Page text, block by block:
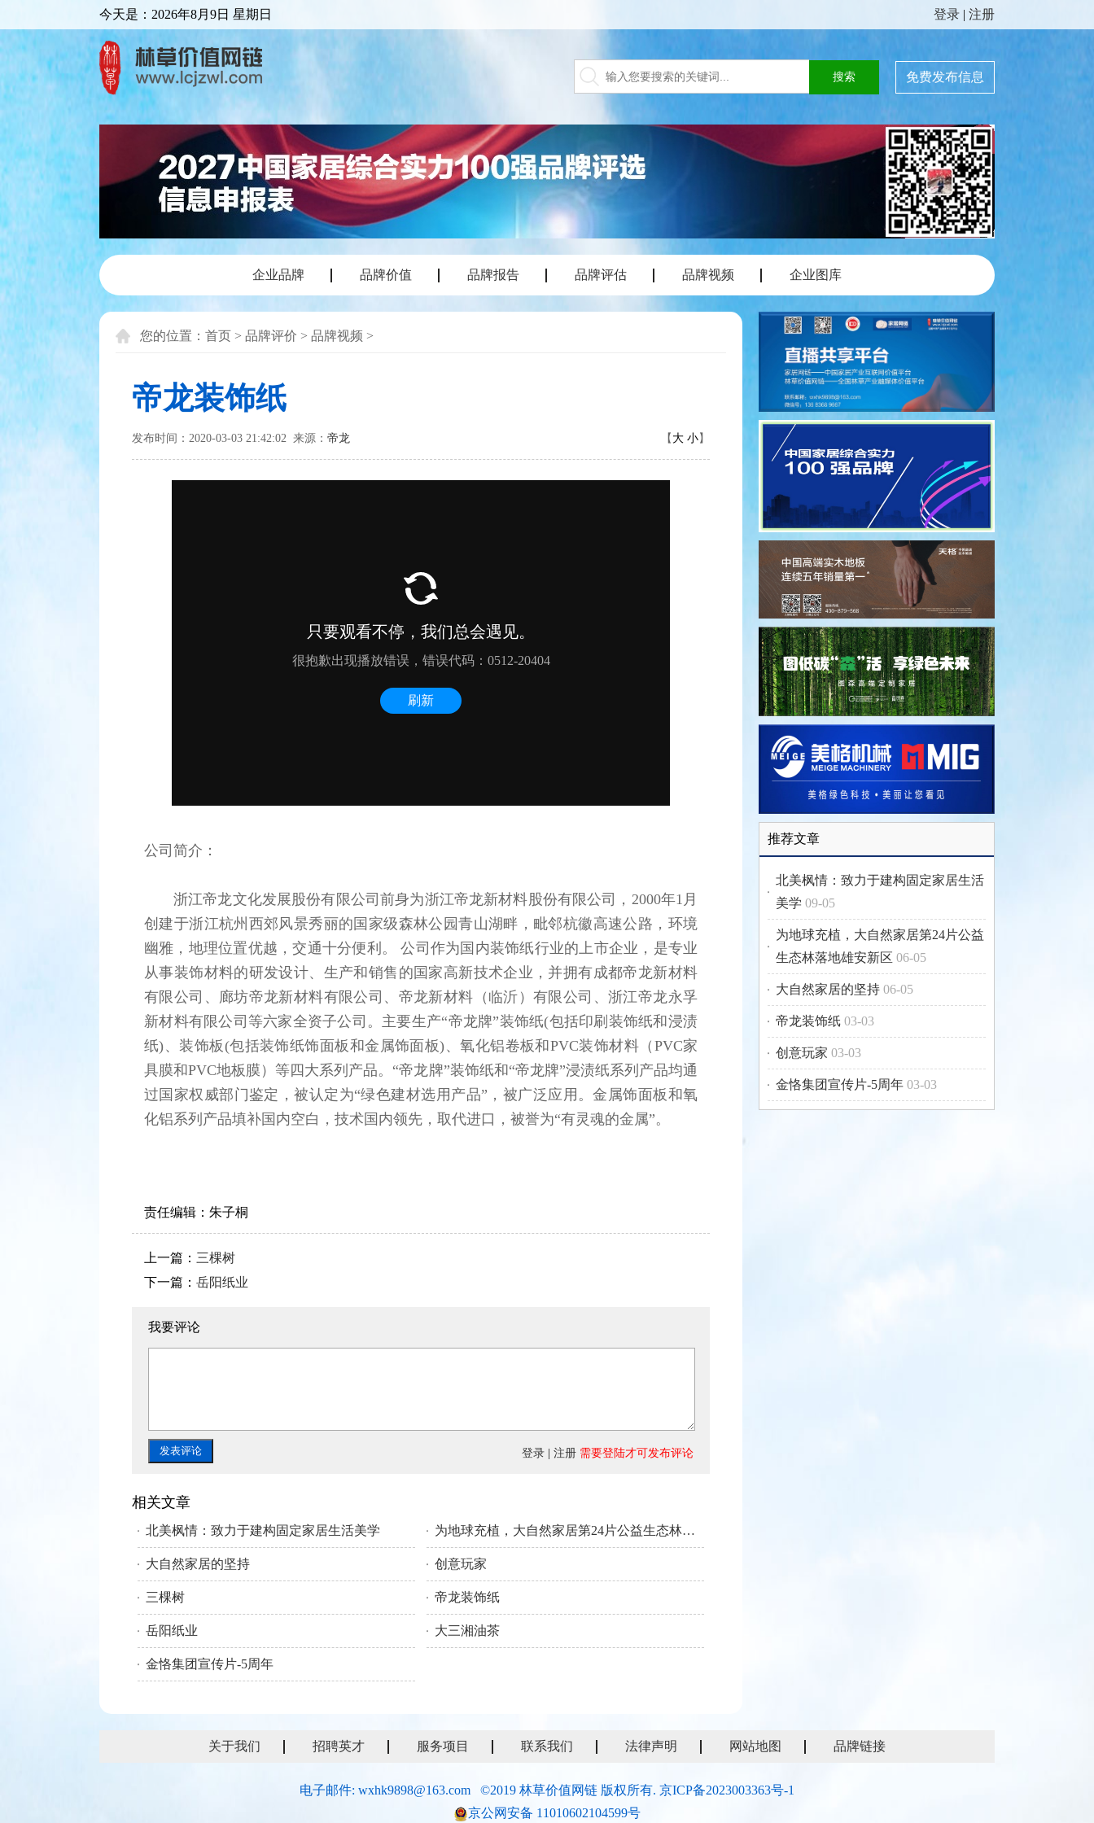
今天是： 2026年8月9日 星期日 登录 | 注册
免费发布信息
企业品牌 品牌价值 品牌报告 品牌评估 品牌视频 企业图库
您的位置： 首页 > 品牌评价 > 品牌视频 >
帝龙装饰纸
发布时间：2020-03-03 21:42:02 来源： 帝龙 【 大 小】
公司简介：
浙江帝龙文化发展股份有限公司前身为浙江帝龙新材料股份有限公司，2000年1月
创建于浙江杭州西郊风景秀丽的国家级森林公园青山湖畔，毗邻杭徽高速公路，环境
幽雅，地理位置优越，交通十分便利。 公司作为国内装饰纸行业的上市企业，是专业
从事装饰材料的研发设计、生产和销售的国家高新技术企业，并拥有成都帝龙新材料
有限公司、廊坊帝龙新材料有限公司、帝龙新材料（临沂）有限公司、浙江帝龙永孚
新材料有限公司等六家全资子公司。主要生产“帝龙牌”装饰纸(包括印刷装饰纸和浸渍
纸)、装饰板(包括装饰纸饰面板和金属饰面板)、氧化铝卷板和PVC装饰材料（PVC家
具膜和PVC地板膜）等四大系列产品。“帝龙牌”装饰纸和“帝龙牌”浸渍纸系列产品均通
过国家权威部门鉴定，被认定为“绿色建材选用产品”，被广泛应用。金属饰面板和氧
化铝系列产品填补国内空白，技术国内领先，取代进口，被誉为“有灵魂的金属”。
责任编辑： 朱子桐
上一篇： 三棵树
下一篇： 岳阳纸业
我要评论
登录 注册 需要登陆才可发布评论
相关文章
北美枫情：致力于建构固定家居生活美学 为地球充植，大自然家居第24片公益生态林落地雄安新区
大自然家居的坚持 创意玩家
三棵树 帝龙装饰纸
岳阳纸业 大三湘油茶
金恪集团宣传片-5周年
推荐文章
北美枫情：致力于建构固定家居生活
美学 09-05
为地球充植，大自然家居第24片公益
生态林落地雄安新区 06-05
大自然家居的坚持 06-05
帝龙装饰纸 03-03
创意玩家 03-03
金恪集团宣传片-5周年 03-03
关于我们 招聘英才 服务项目 联系我们 法律声明 网站地图 品牌链接
电子邮件: wxhk9898@163.com ©2019 林草价值网链 版权所有. 京ICP备2023003363号-1
京公网安备 11010602104599号